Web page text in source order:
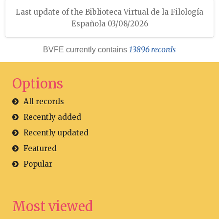
Last update of the Biblioteca Virtual de la Filología
Española 03/08/2026
BVFE currently contains 13896 records
Options
All records
Recently added
Recently updated
Featured
Popular
Most viewed